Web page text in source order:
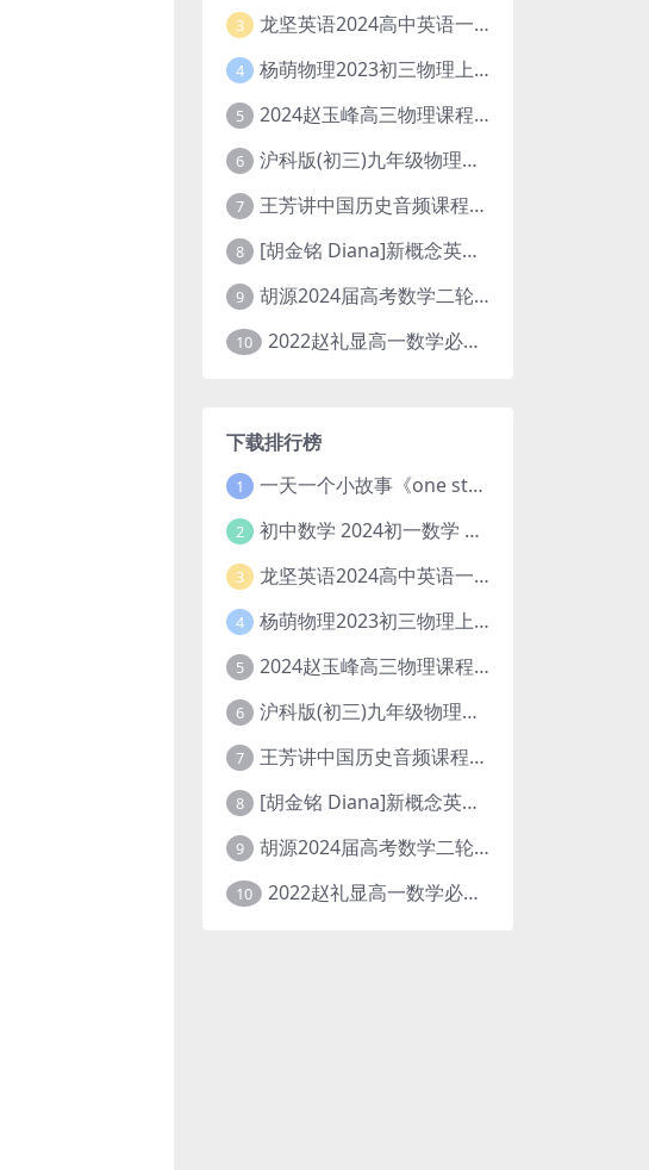
3 龙坚英语2024高中英语一轮系统班(全国卷+北京卷)
4 杨萌物理2023初三物理上秋季A+班(视频+讲义) 百度网盘分享
5 2024赵玉峰高三物理课程24年高考物理一轮复习网课教程
6 沪科版(初三)九年级物理全一册网课教学视频全集(录播版 杜春雨 66讲)
7 王芳讲中国历史音频课程全集(上下五千年)
8 [胡金铭 Diana]新概念英语第1册教学视频课程(全集 百度网盘下载)
9 胡源2024届高考数学二轮寒假春季精讲 百度网盘分享
10 2022赵礼显高一数学必修一课程视频资源(秋季班 含讲义)百度网盘云
下载排行榜
1 一天一个小故事《one story a day》初中版 百度网盘分享下载
2 初中数学 2024初一数学 朱韬数学 S班春季下 A+班春季下 百度云网盘
3 龙坚英语2024高中英语一轮系统班(全国卷+北京卷)
4 杨萌物理2023初三物理上秋季A+班(视频+讲义) 百度网盘分享
5 2024赵玉峰高三物理课程24年高考物理一轮复习网课教程
6 沪科版(初三)九年级物理全一册网课教学视频全集(录播版 杜春雨 66讲)
7 王芳讲中国历史音频课程全集(上下五千年)
8 [胡金铭 Diana]新概念英语第1册教学视频课程(全集 百度网盘下载)
9 胡源2024届高考数学二轮寒假春季精讲 百度网盘分享
10 2022赵礼显高一数学必修一课程视频资源(秋季班 含讲义)百度网盘云